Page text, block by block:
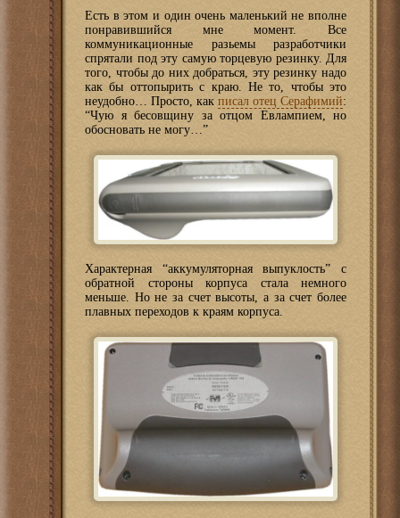
Есть в этом и один очень маленький не вполне
понравившийся мне момент. Все
коммуникационные разьемы разработчики
спрятали под эту самую торцевую резинку. Для
того, чтобы до них добраться, эту резинку надо
как бы оттопырить с краю. Не то, чтобы это
неудобно… Просто, как писал отец Серафимий:
“Чую я бесовщину за отцом Евлампием, но
обосновать не могу…”
Характерная “аккумуляторная выпуклость” с
обратной стороны корпуса стала немного
меньше. Но не за счет высоты, а за счет более
плавных переходов к краям корпуса.